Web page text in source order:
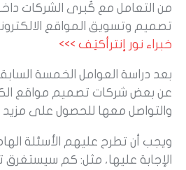
من التعامل مع كُبرى الشركات
تصميم وتسويق المواقع
خبراء نور إنترأكتف >>>
بعد دراسة العوامل الخمسة
عن بعض شركات تصميم مواقع
والتواصل معها للحصول على
ويجب أن تطرح عليهم الأسئلة
الإجابة عليها، مثل: كم